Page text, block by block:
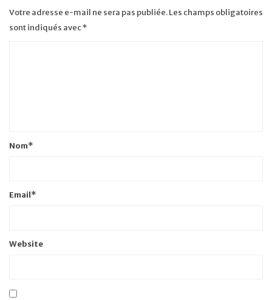
Votre adresse e-mail ne sera pas publiée.Les champs obligatoires
sont indiqués avec*
Nom*
Email*
Website